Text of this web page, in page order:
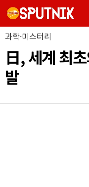
과학·미스터리
日, 세계 최
발